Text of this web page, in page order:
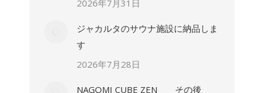
2026年7月31日
ジャカルタのサウナ施設に納品しま
す
2026年7月28日
NAGOMI CUBE ZEN その後